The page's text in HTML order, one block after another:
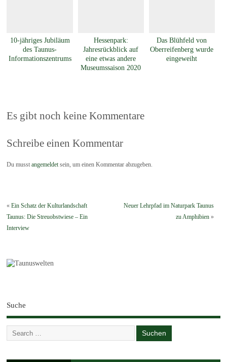
10-jähriges Jubiläum
des Taunus-
Informationszentrums
Hessenpark:
Jahresrückblick auf
eine etwas andere
Museumssaison 2020
Das Blühfeld von
Oberreifenberg wurde
eingeweiht
Es gibt noch keine Kommentare
Schreibe einen Kommentar
Du musstangemeldet sein, um einen Kommentar abzugeben.
«Ein Schatz der Kulturlandschaft
Taunus: Die Streuobstwiese – Ein
Interview
Neuer Lehrpfad im Naturpark Taunus
zu Amphibien»
Suche